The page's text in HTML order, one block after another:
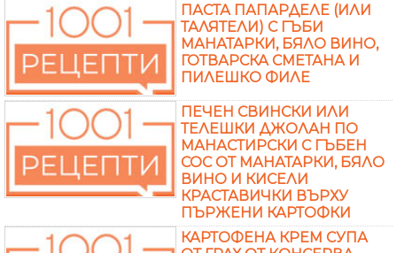
ПАСТА ПАПАРДЕЛЕ (ИЛИ
ТАЛЯТЕЛИ) С ГЪБИ
МАНАТАРКИ, БЯЛО ВИНО,
ГОТВАРСКА СМЕТАНА И
ПИЛЕШКО ФИЛЕ
ПЕЧЕН СВИНСКИ ИЛИ
ТЕЛЕШКИ ДЖОЛАН ПО
МАНАСТИРСКИ С ГЪБЕН
СОС ОТ МАНАТАРКИ, БЯЛО
ВИНО И КИСЕЛИ
КРАСТАВИЧКИ ВЪРХУ
ПЪРЖЕНИ КАРТОФКИ
КАРТОФЕНА КРЕМ СУПА